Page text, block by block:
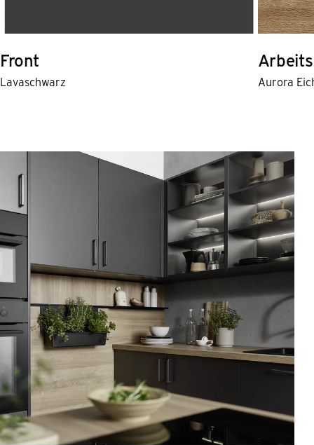
Front
Lavaschwarz Aurora